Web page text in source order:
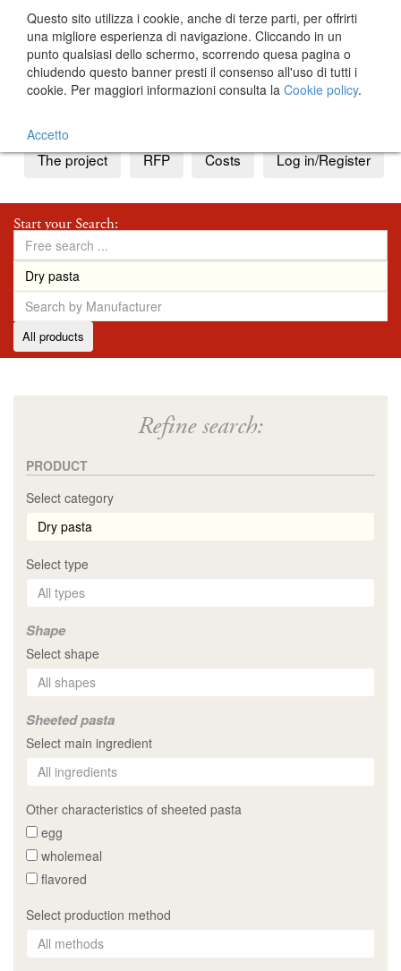
The project RFP Costs Log in/Register
Start your Search:
All products
Refine search:
PRODUCT
Select category
Select type
Shape
Select shape
Sheeted pasta
Select main ingredient
Other characteristics of sheeted pasta
egg
wholemeal
flavored
Select production method
Questo sito utilizza i cookie, anche di terze parti, per offrirti
una migliore esperienza di navigazione. Cliccando in un
punto qualsiasi dello schermo, scorrendo quesa pagina o
chiudendo questo banner presti il consenso all'uso di tutti i
cookie. Per maggiori informazioni consulta la Cookie policy.
Accetto